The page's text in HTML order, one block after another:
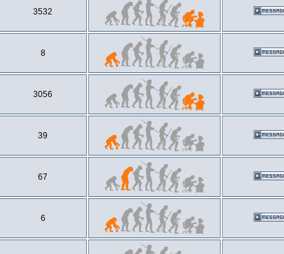
3532
8
3056
39
67
6